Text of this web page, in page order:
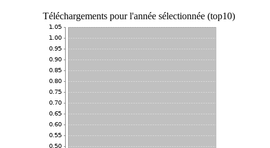
Téléchargements pour l'année sélectionnée (top10)